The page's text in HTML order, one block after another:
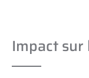
Impact